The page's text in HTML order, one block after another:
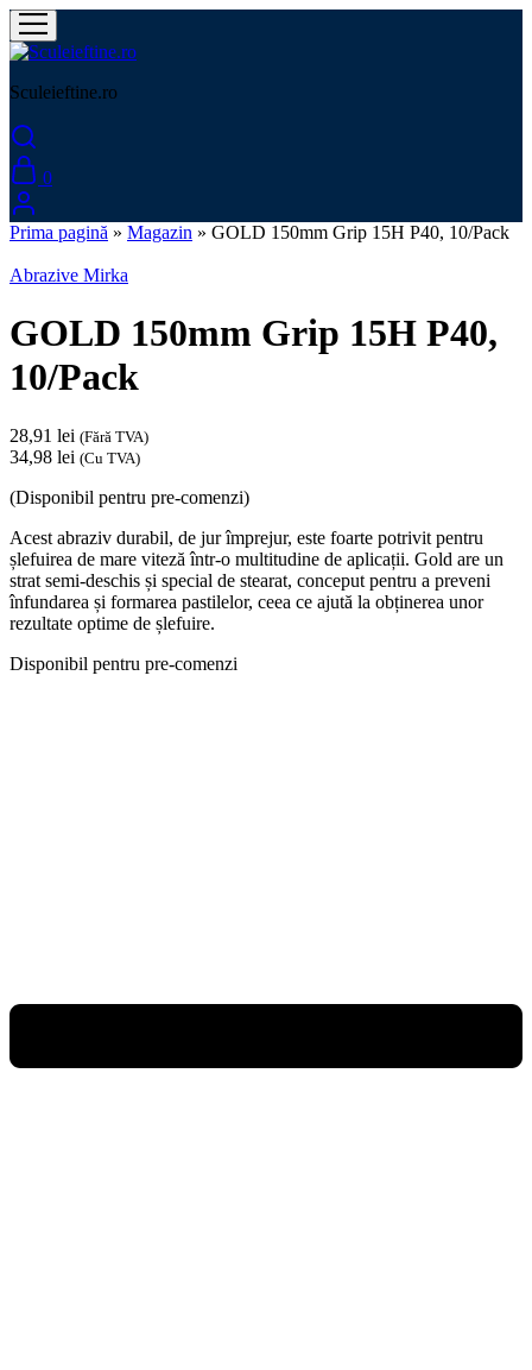
Sculeieftine.ro
0
Prima pagină » Magazin » GOLD 150mm Grip 15H P40, 10/Pack
Abrazive Mirka
GOLD 150mm Grip 15H P40,
10/Pack
28,91 lei (Fără TVA)
34,98 lei (Cu TVA)
(Disponibil pentru pre-comenzi)
Acest abraziv durabil, de jur împrejur, este foarte potrivit pentru
șlefuirea de mare viteză într-o multitudine de aplicații. Gold are un
strat semi-deschis și special de stearat, conceput pentru a preveni
înfundarea și formarea pastilelor, ceea ce ajută la obținerea unor
rezultate optime de șlefuire.
Disponibil pentru pre-comenzi